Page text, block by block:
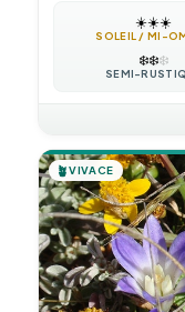
☀️☀️☀️
SOLEIL / MI-
❄️❄️❄️
SEMI-
🪴VIVACE